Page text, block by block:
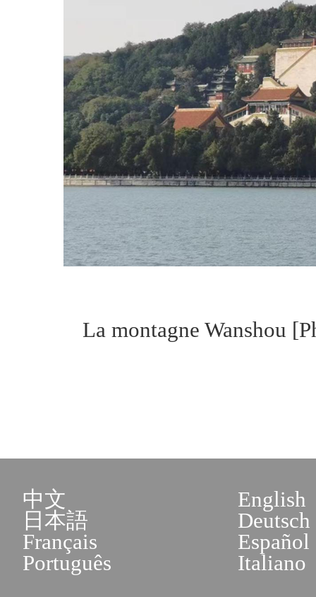
La montagne Wanshou
中文
English
日本語
Deutsch
Français
Español
Português
Italiano